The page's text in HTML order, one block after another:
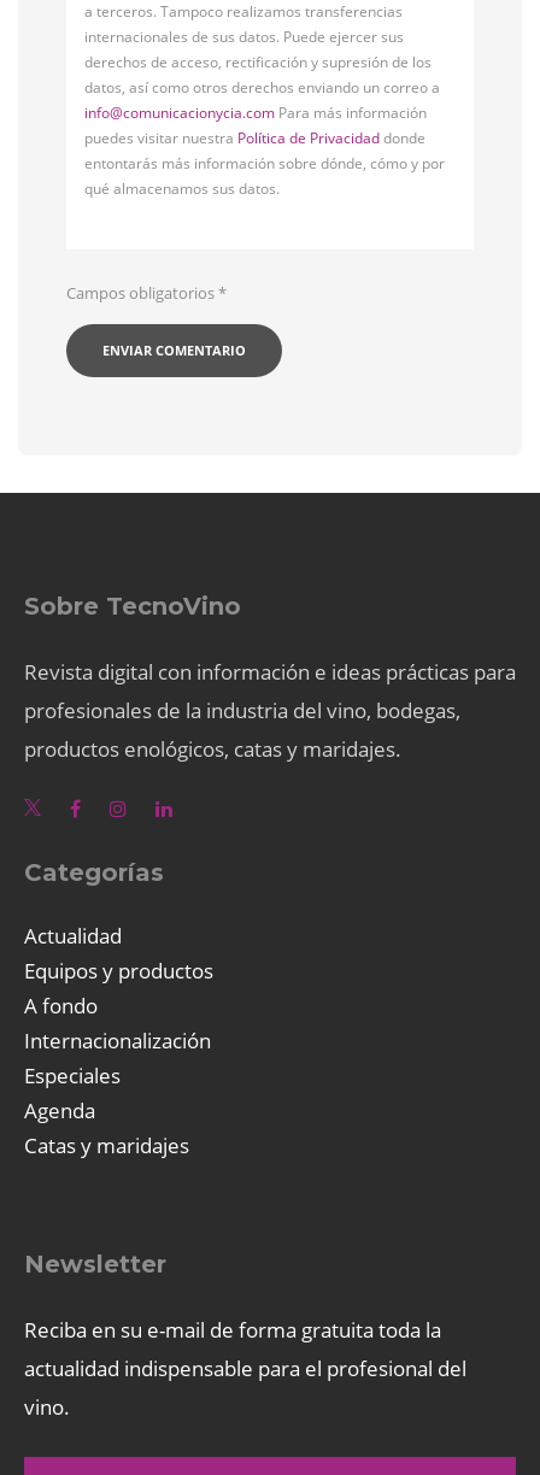
a terceros. Tampoco realizamos transferencias
internacionales de sus datos. Puede ejercer sus
derechos de acceso, rectificación y supresión de los
datos, así como otros derechos enviando un correo a
info@comunicacionycia.com Para más información
puedes visitar nuestra Política de Privacidaddonde
entontarás más información sobre dónde, cómo y por
qué almacenamos sus datos.
Campos obligatorios*
Sobre TecnoVino
Revista digital con información e ideas prácticas para
profesionales de la industria del vino, bodegas,
productos enológicos, catas y maridajes.
Categorías
Actualidad
Equipos y productos
A fondo
Internacionalización
Especiales
Agenda
Catas y maridajes
Newsletter
Reciba en su e-mail de forma gratuita toda la
actualidad indispensable para el profesional del
vino.